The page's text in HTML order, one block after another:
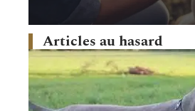
Articles au hasard